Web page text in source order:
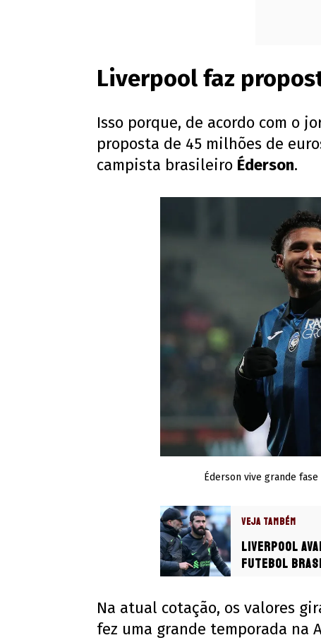
Liverpool faz
Isso porque, de acordo com o
proposta de 45 milhões de
campista brasileiro Éderson.
Éderson vive grande
VEJA TAMBÉM
Liverpool
futebol
Na atual cotação, os valores
fez uma grande temporada na